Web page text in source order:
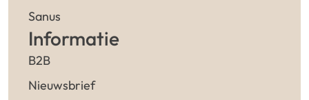
Sanus
Informatie
B2B
Nieuwsbrief